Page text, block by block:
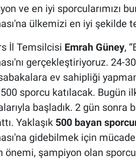
ve en iyi sporcularımızı
ülkemizi en iyi şekilde
İl Temsilcisi Emrah Güney,
gerçekleştiriyoruz. 24-
ev sahipliği
sporcu katılacak. Bugün
başladık. 2 gün sonra
Yaklaşık 500 bayan
gidebilmek için
önemi, şampiyon olan